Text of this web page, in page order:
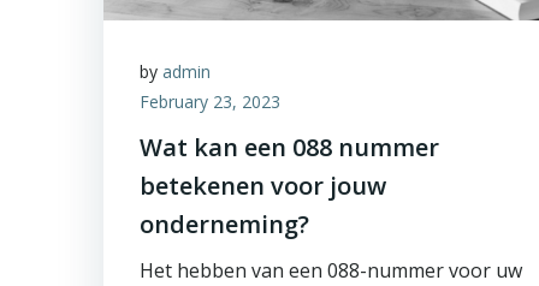
by admin
February 23, 2023
Wat kan een 088 nummer
betekenen voor jouw
onderneming?
Het hebben van een 088-nummer voor uw